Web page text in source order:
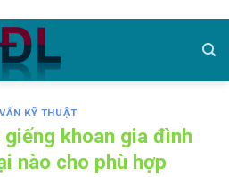
KỸ THUẬT
khoan gia đình
nào cho phù hợp